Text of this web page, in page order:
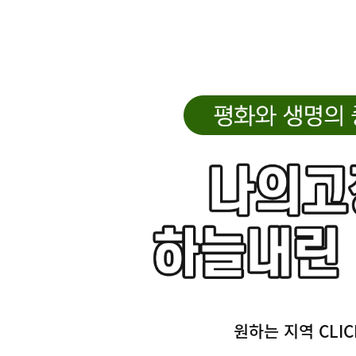
원하는 지역